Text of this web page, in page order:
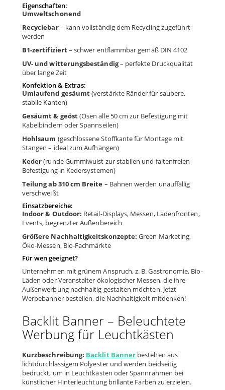
Eigenschaften:
Umweltschonend
Recyclebar– kann vollständig dem Recycling zugeführt
werden
B1-zertifiziert– schwer entflammbar gemäß DIN 4102
UV- und witterungsbeständig– perfekte Druckqualität
über lange Zeit
Konfektion & Extras:
Umlaufend gesäumt(verstärkte Ränder für saubere,
stabile Kanten)
Gesäumt & geöst(Ösen alle 50 cm zur Befestigung mit
Kabelbindern oder Spannseilen)
Hohlsaum (geschlossene Stoffkante für Montage mit
Stangen – ideal zum Aufhängen)
Keder(runde Gummiwulst zur stabilen und faltenfreien
Befestigung in Kedersystemen)
Teilung ab 310 cm Breite – Bahnen werden unauffällig
verschweißt
Einsatzbereiche:
Indoor & Outdoor: Retail-Displays, Messen, Ladenfronten,
Events, begrenzter Außenbereich
Größere Nachhaltigkeitskonzepte: Green Marketing,
Öko-Messen, Bio-Fachmärkte
Für wen geeignet?
Unternehmen mit grünem Anspruch, z. B. Gastronomie, Bio-
Läden oder Veranstalter ökologischer Messen, die ihre
Außenwerbung nachhaltig gestalten möchten. Jetzt
Werbebanner bestellen, die Nachhaltigkeit mitdenken!
Backlit Banner – Beleuchtete
Werbung für Leuchtkästen
Kurzbeschreibung: Backlit Banner bestehen aus
lichtdurchlässigem Polyester und werden beidseitig
bedruckt, um in Leuchtkästen oder Spannrahmen bei
künstlicher Hinterleuchtung brillante Farben zu erzielen.